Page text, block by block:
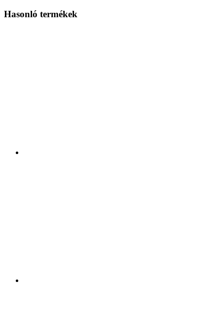
Hasonló termékek